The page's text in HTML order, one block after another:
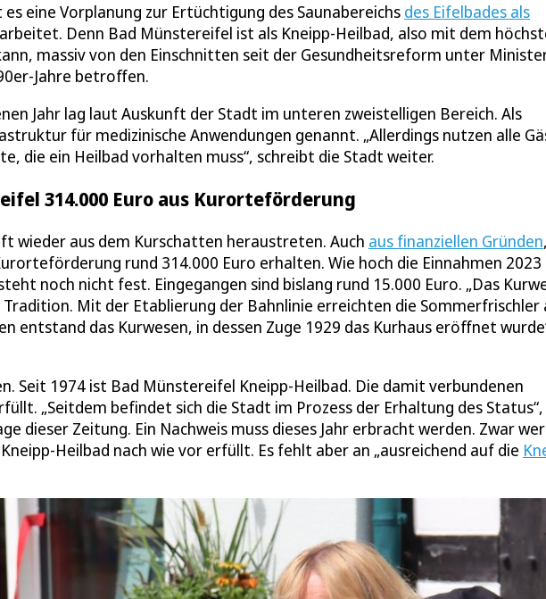
eine Vorplanung zur Ertüchtigung des Saunabereichs des Eifelbades als
Denn Bad Münstereifel ist als Kneipp-Heilbad, also mit dem
massiv von den Einschnitten seit der Gesundheitsreform unter
Jahre betroffen.
Jahr lag laut Auskunft der Stadt im unteren zweistelligen Bereich. Als
für medizinische Anwendungen genannt. „Allerdings nutzen alle
die ein Heilbad vorhalten muss“, schreibt die Stadt weiter.
314.000 Euro aus Kurorteförderung
wieder aus dem Kurschatten heraustreten. Auch aus finanziellen Gründen
rund 314.000 Euro erhalten. Wie hoch die Einnahmen 2023
noch nicht fest. Eingegangen sind bislang rund 15.000 Euro. „Das
Mit der Etablierung der Bahnlinie erreichten die Sommerfrischler
entstand das Kurwesen, in dessen Zuge 1929 das Kurhaus eröffnet
Seit 1974 ist Bad Münstereifel Kneipp-Heilbad. Die damit verbundenen
„Seitdem befindet sich die Stadt im Prozess der Erhaltung des Status“,
dieser Zeitung. Ein Nachweis muss dieses Jahr erbracht werden. Zwar
Heilbad nach wie vor erfüllt. Es fehlt aber an „ausreichend auf die